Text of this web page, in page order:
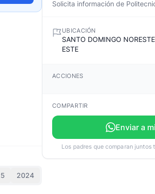
2024
Solicita información de
UBICACIÓN
SANTO DOMINGO
ESTE
ACCIONES
COMPARTIR
Enviar a
Los padres que comparan juntos